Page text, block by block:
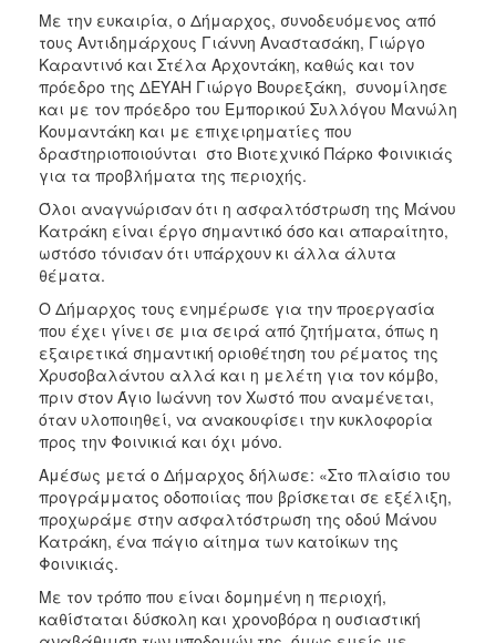
Με την ευκαιρία, ο Δήμαρχος, συνοδευόμενος από
τους Αντιδημάρχους Γιάννη Αναστασάκη, Γιώργο
Καραντινό και Στέλα Αρχοντάκη, καθώς και τον
πρόεδρο της ΔΕΥΑΗ Γιώργο Βουρεξάκη, συνομίλησε
και με τον πρόεδρο του Εμπορικού Συλλόγου Μανώλη
Κουμαντάκη και με επιχειρηματίες που
δραστηριοποιούνται στο Βιοτεχνικό Πάρκο Φοινικιάς
για τα προβλήματα της περιοχής.
Όλοι αναγνώρισαν ότι η ασφαλτόστρωση της Μάνου
Κατράκη είναι έργο σημαντικό όσο και απαραίτητο,
ωστόσο τόνισαν ότι υπάρχουν κι άλλα άλυτα
θέματα.
Ο Δήμαρχος τους ενημέρωσε για την προεργασία
που έχει γίνει σε μια σειρά από ζητήματα, όπως η
εξαιρετικά σημαντική οριοθέτηση του ρέματος της
Χρυσοβαλάντου αλλά και η μελέτη για τον κόμβο,
πριν στον Άγιο Ιωάννη τον Χωστό που αναμένεται,
όταν υλοποιηθεί, να ανακουφίσει την κυκλοφορία
προς την Φοινικιά και όχι μόνο.
Αμέσως μετά ο Δήμαρχος δήλωσε: «Στο πλαίσιο του
προγράμματος οδοποιίας που βρίσκεται σε εξέλιξη,
προχωράμε στην ασφαλτόστρωση της οδού Μάνου
Κατράκη, ένα πάγιο αίτημα των κατοίκων της
Φοινικιάς.
Mε τον τρόπο που είναι δομημένη η περιοχή,
καθίσταται δύσκολη και χρονοβόρα η ουσιαστική